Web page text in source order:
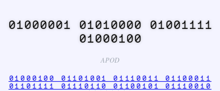
01000001 01010000 01001111
01000100
APOD
01000100 01101001 01110011 01100011
01101111 01110110 01100101 01110010